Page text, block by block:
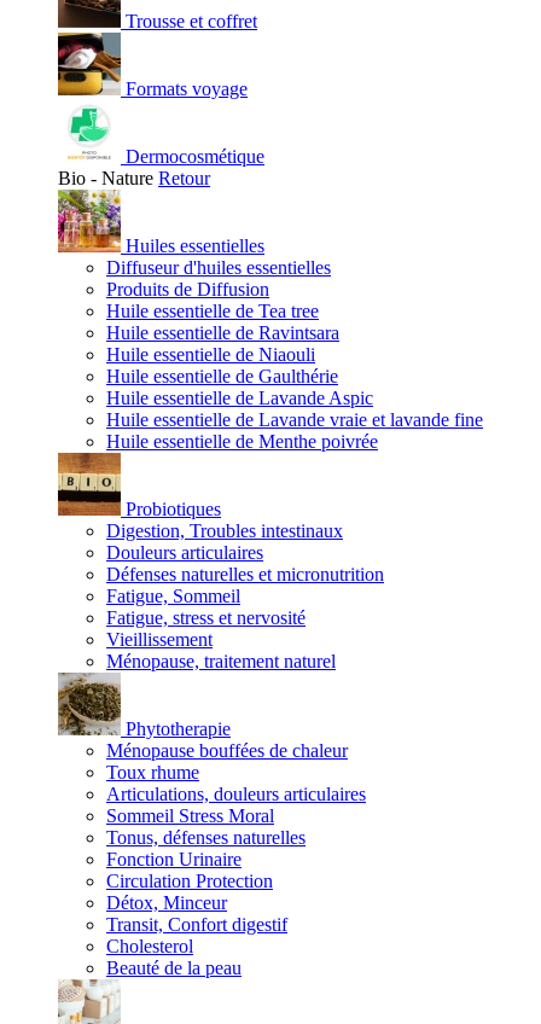
Trousse et coffret
Formats voyage
Dermocosmétique
Bio - Nature Retour
Huiles essentielles
Diffuseur d'huiles essentielles
Produits de Diffusion
Huile essentielle de Tea tree
Huile essentielle de Ravintsara
Huile essentielle de Niaouli
Huile essentielle de Gaulthérie
Huile essentielle de Lavande Aspic
Huile essentielle de Lavande vraie et lavande fine
Huile essentielle de Menthe poivrée
Probiotiques
Digestion, Troubles intestinaux
Douleurs articulaires
Défenses naturelles et micronutrition
Fatigue, Sommeil
Fatigue, stress et nervosité
Vieillissement
Ménopause, traitement naturel
Phytotherapie
Ménopause bouffées de chaleur
Toux rhume
Articulations, douleurs articulaires
Sommeil Stress Moral
Tonus, défenses naturelles
Fonction Urinaire
Circulation Protection
Détox, Minceur
Transit, Confort digestif
Cholesterol
Beauté de la peau